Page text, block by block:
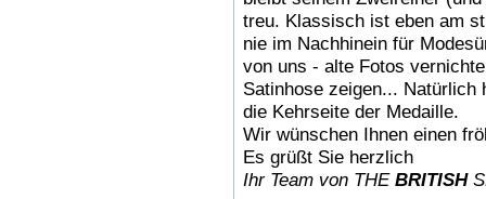
treu. Klassisch ist eben am
nie im Nachhinein für
von uns - alte Fotos
Satinhose zeigen... Natürlich
die Kehrseite der Medaille.
Wir wünschen Ihnen einen
Es grüßt Sie herzlich
Ihr Team von THE BRITISH